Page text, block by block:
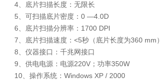
4、底片扫描长度：无限长
5、可扫描底片密度：0 —4.0D
6、底片扫描分辨率：1700 DPI
7、底片扫描速度：<5秒（底片长度为360 mm）
8、仪器接口：千兆网接口
9、供电电源：电源220V；功率350W
10、操作系统：Windows XP / 2000